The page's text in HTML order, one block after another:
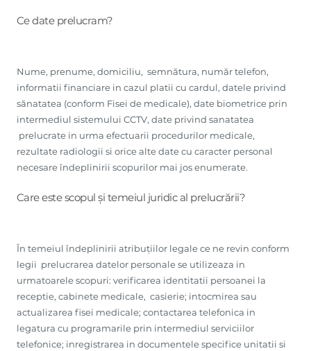
Ce date prelucram?
Nume, prenume, domiciliu, semnătura, număr telefon,
informatii financiare in cazul platii cu cardul, datele privind
sănatatea (conform Fisei de medicale), date biometrice prin
intermediul sistemului CCTV, date privind sanatatea
prelucrate in urma efectuarii procedurilor medicale,
rezultate radiologii si orice alte date cu caracter personal
necesare îndeplinirii scopurilor mai jos enumerate.
Care este scopul și temeiul juridic al prelucrării?
În temeiul îndeplinirii atribuțiilor legale ce ne revin conform
legii prelucrarea datelor personale se utilizeaza in
urmatoarele scopuri: verificarea identitatii persoanei la
receptie, cabinete medicale, casierie; intocmirea sau
actualizarea fisei medicale; contactarea telefonica in
legatura cu programarile prin intermediul serviciilor
telefonice; inregistrarea in documentele specifice unitatii si